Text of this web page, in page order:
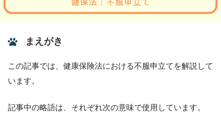
まえがき
この記事では、健康保険法における不服申立てを解説して
います。
記事中の略語は、それぞれ次の意味で使用しています。